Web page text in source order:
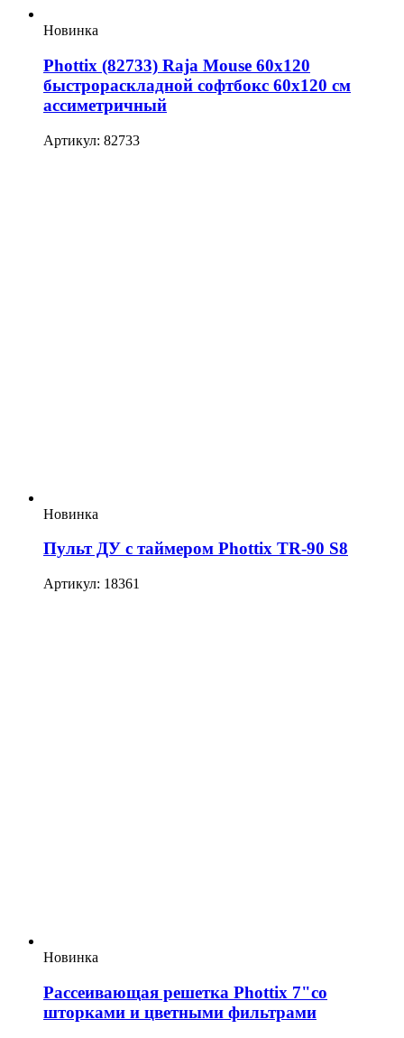
Новинка
Phottix (82733) Raja Mouse 60х120
быстрораскладной софтбокс 60х120 см
ассиметричный
Артикул: 82733
Новинка
Пульт ДУ с таймером Phottix TR-90 S8
Артикул: 18361
Новинка
Рассеивающая решетка Phottix 7"со
шторками и цветными фильтрами